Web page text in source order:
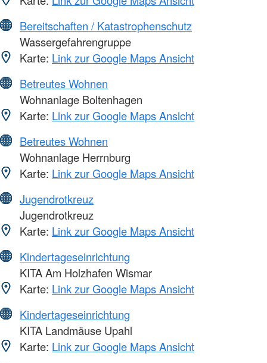
Bereitschaften / Katastrophenschutz
Wassergefahrengruppe
Karte: Link zur Google Maps Ansicht
Betreutes Wohnen
Wohnanlage Boltenhagen
Karte: Link zur Google Maps Ansicht
Betreutes Wohnen
Wohnanlage Herrnburg
Karte: Link zur Google Maps Ansicht
Jugendrotkreuz
Jugendrotkreuz
Karte: Link zur Google Maps Ansicht
Kindertageseinrichtung
KITA Am Holzhafen Wismar
Karte: Link zur Google Maps Ansicht
Kindertageseinrichtung
KITA Landmäuse Upahl
Karte: Link zur Google Maps Ansicht